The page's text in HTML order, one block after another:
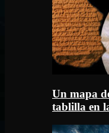
Un mapa
tablilla en